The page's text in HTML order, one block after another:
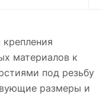
материалов к
под резьбу
размеры и